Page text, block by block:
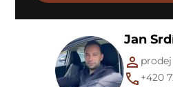
Jan
+420